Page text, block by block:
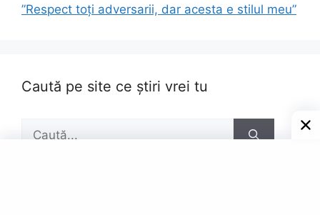
”Respect toți adversarii, dar acesta e stilul meu”
Caută pe site ce știri vrei tu
după: